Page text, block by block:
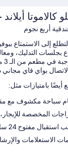
كالاموتا
أربع نجوم
إلى الاستمتاع
الاتصال بواي فاي
أيضًا بامتيازات مثل:
سباحة مكشوف مع
المخصصة
24 ساعة، وتخزين الأمتعة، وفريق عمل يجيد التحدث بعدة لغات
الاستعلامات